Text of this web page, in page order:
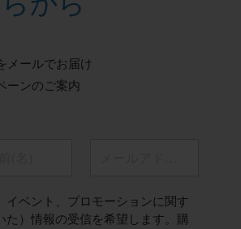
メールでお届け
ーンのご案内
イベント、プロモーションに関す
た）情報の受信を希望します。購